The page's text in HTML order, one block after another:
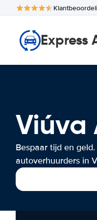
Express
Viúva
Bespaar tijd en
autoverhuurders in